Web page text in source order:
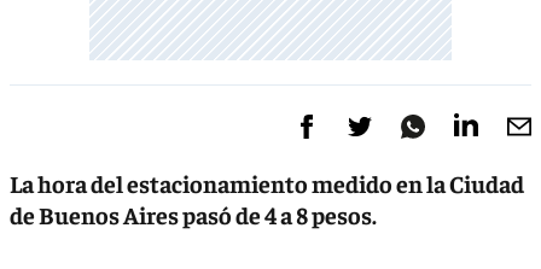
La hora del estacionamiento medido en la Ciudad
de Buenos Aires pasó de 4 a 8 pesos.